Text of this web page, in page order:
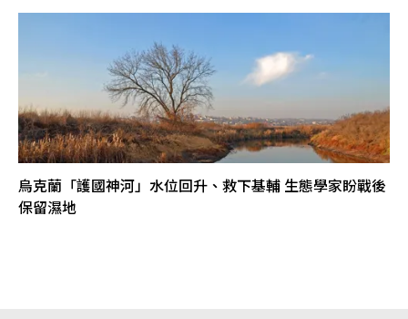
烏克蘭「護國神河」水位回升、救下基輔 生態學家盼戰後
保留濕地